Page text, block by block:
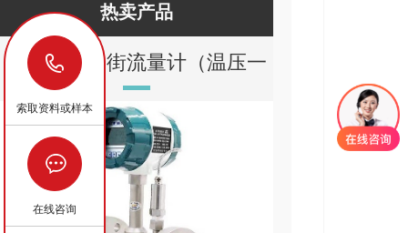
热卖产品
蒸汽智能涡街流量计（温压一
18629029878
索取资料或样本
在线咨询